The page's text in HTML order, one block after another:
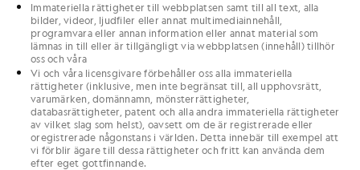
Immateriella rättigheter till webbplatsen samt till all text, alla
bilder, videor, ljudfiler eller annat multimediainnehåll,
programvara eller annan information eller annat material som
lämnas in till eller är tillgängligt viawebbplatsen(innehåll) tillhör
ossochvåra
Vi och våralicensgivare förbehållerossalla immateriella
rättigheter (inklusive, men inte begränsat till, all upphovsrätt,
varumärken, domännamn, mönsterrättigheter,
databasrättigheter, patent och alla andra immateriella rättigheter
av vilket slag som helst), oavsett om de är registrerade eller
oregistrerade någonstans i världen. Detta innebär till exempel att
vi förblir ägare till dessa rättigheter och fritt kan använda dem
efter eget gottfinnande.